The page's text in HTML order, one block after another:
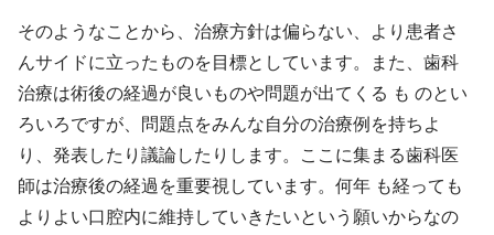
そのようなことから、治療方針は偏らない、より患者さ
んサイドに立ったものを目標としています。また、歯科
治療は術後の経過が良いものや問題が出てくる も のとい
ろいろですが、問題点をみんな自分の治療例を持ちよ
り、発表したり議論したりします。ここに集まる歯科医
師は治療後の経過を重要視しています。何年 も経っても
よりよい口腔内に維持していきたいという願いからなの